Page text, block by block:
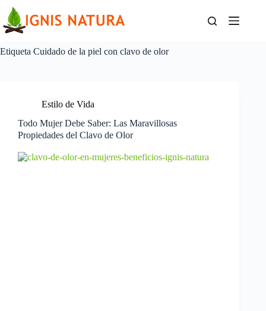
contenido
Etiqueta Cuidado de la piel con clavo de olor
Estilo de Vida
Todo Mujer Debe Saber: Las Maravillosas
Propiedades del Clavo de Olor